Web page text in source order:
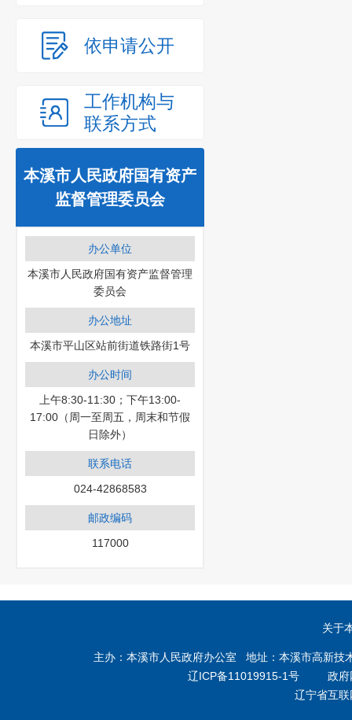
依申请公开
工作机构与
联系方式
本溪市人民政府国有资产
监督管理委员会
办公单位
本溪市人民政府国有资产监督管理
委员会
办公地址
本溪市平山区站前街道铁路街1号
办公时间
上午8:30-11:30；下午13:00-
17:00（周一至周五，周末和节假
日除外）
联系电话
024-42868583
邮政编码
117000
关于
主办：本溪市人民政府办公室 地址：本溪市高新
辽ICP备11019915-1号 政府
辽宁省互